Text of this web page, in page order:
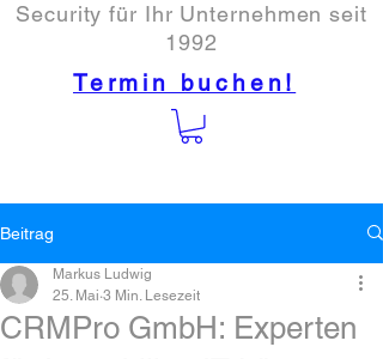
Security für Ihr Unternehmen seit
1992
Termin buchen!
Beitrag
CRMPro GmbH: Experten
Markus Ludwig
25. Mai 3 Min. Lesezeit